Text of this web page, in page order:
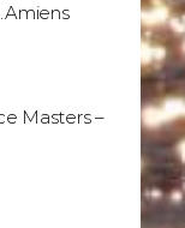
Masters –